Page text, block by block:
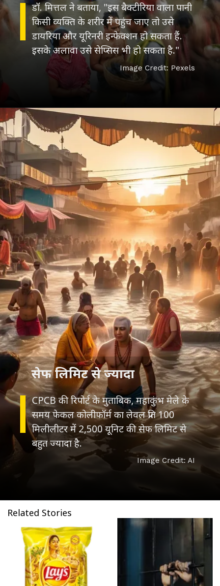
डॉ. मित्तल ने बताया, "इस बैक्टीरिया वाला पानी
किसी व्यक्ति के शरीर में पहुंच जाए तो उसे
डायरिया और यूरिनरी इन्फेक्शन हो सकता हैं.
इसके अलावा उसे सेप्सिस भी हो सकता है."
Image Credit: Pexels
CPCB की रिपोर्ट के मुताबिक, महाकुंभ मेले के
समय फेकल कोलीफॉर्म का लेवल प्रति 100
मिलीलीटर में 2,500 यूनिट की सेफ लिमिट से
बहुत ज्यादा है.
सेफ लिमिट से ज्यादा
Image Credit: AI
Related Stories